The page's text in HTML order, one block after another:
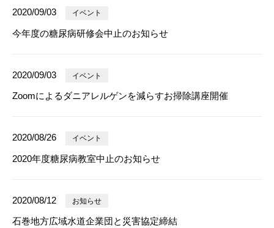
2020/09/03 イベント
今年度の糖尿病研修会中止のお知らせ
2020/09/03 イベント
Zoomによるダニアレルゲンを減らすお掃除講座開催
2020/08/26 イベント
2020年度糖尿病教室中止のお知らせ
2020/08/12 お知らせ
石巻地方広域水道企業団と災害協定締結